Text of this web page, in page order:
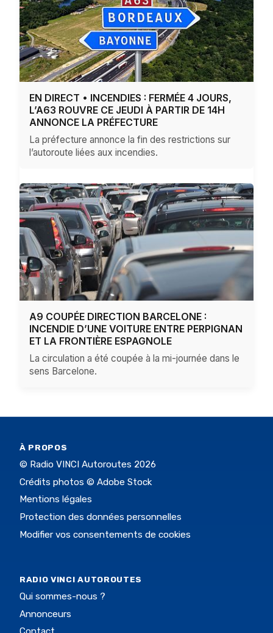
EN DIRECT • INCENDIES : FERMÉE 4 JOURS,
L’A63 ROUVRE CE JEUDI À PARTIR DE 14H
ANNONCE LA PRÉFECTURE
La préfecture annonce la fin des restrictions sur
l’autoroute liées aux incendies.
A9 COUPÉE DIRECTION BARCELONE :
INCENDIE D’UNE VOITURE ENTRE PERPIGNAN
ET LA FRONTIÈRE ESPAGNOLE
La circulation a été coupée à la mi-journée dans le
sens Barcelone.
À PROPOS
© Radio VINCI Autoroutes 2026
Crédits photos © Adobe Stock
Mentions légales
Protection des données personnelles
Modifier vos consentements de cookies
RADIO VINCI AUTOROUTES
Qui sommes-nous ?
Annonceurs